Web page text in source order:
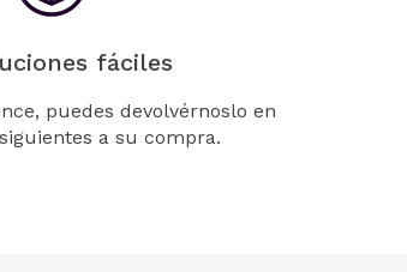
fáciles
puedes devolvérnoslo en
a su compra.